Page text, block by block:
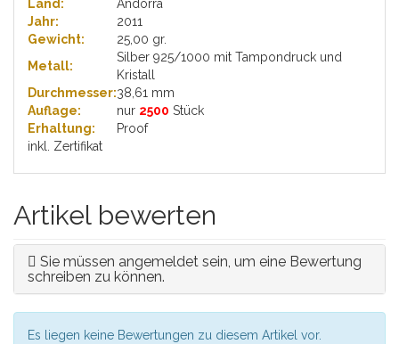
Land:
Andorra
Jahr:
2011
Gewicht:
25,00 gr.
Metall:
Silber 925/1000 mit Tampondruck und
Kristall
Durchmesser:38,61 mm
Auflage:
nur 2500 Stück
Erhaltung:
Proof
inkl. Zertifikat
Artikel bewerten
Sie müssen angemeldet sein, um eine Bewertung
schreiben zu können.
Es liegen keine Bewertungen zu diesem Artikel vor.